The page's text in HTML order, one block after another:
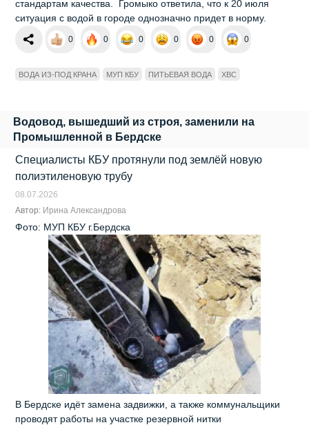
стандартам качества. Громыко ответила, что к 20 июля
ситуация с водой в городе однозначно придет в норму.
0 0 0 0 0 0
ВОДА ИЗ-ПОД КРАНА МУП КБУ ПИТЬЕВАЯ ВОДА ХВС
Водовод, вышедший из строя, заменили на
Промышленной в Бердске
Специалисты КБУ протянули под землёй новую
полиэтиленовую трубу
08.07.2026
Автор: Ирина Александрова
Фото: МУП КБУ г.Бердска
В Бердске идёт замена задвижки, а также коммунальщики
проводят работы на участке резервной нитки